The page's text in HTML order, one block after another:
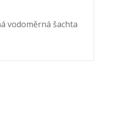
vodoměrná šachta